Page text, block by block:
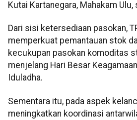
Kutai Kartanegara, Mahakam
Dari sisi ketersediaan pasokan,
memperkuat pemantauan stok
kecukupan pasokan komoditas
menjelang Hari Besar
Iduladha.
Sementara itu, pada aspek
meningkatkan koordinasi